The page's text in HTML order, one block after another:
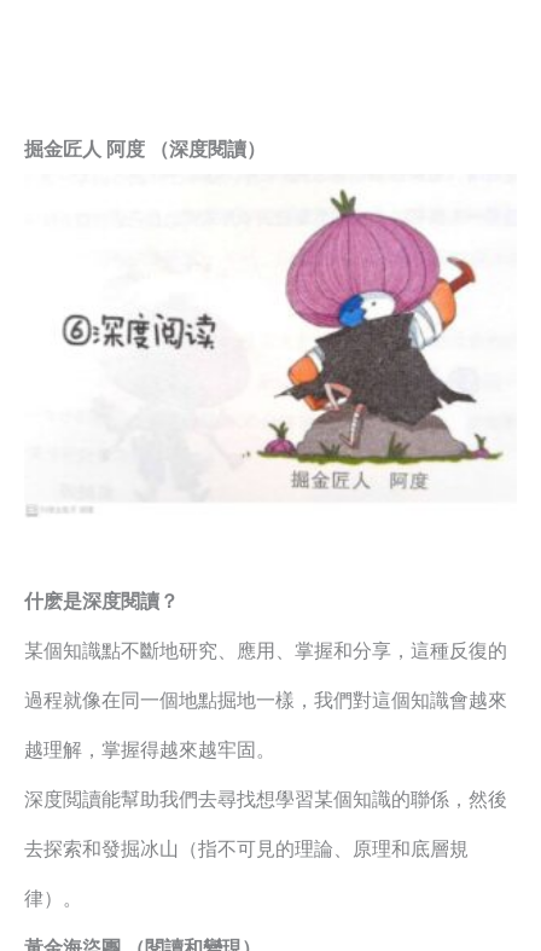
掘金匠人 阿度 （深度閱讀）
什麽是深度閱讀？
某個知識點不斷地研究、應用、掌握和分享，這種反復的
過程就像在同一個地點掘地一樣，我們對這個知識會越來
越理解，掌握得越來越牢固。
深度閲讀能幫助我們去尋找想學習某個知識的聯係，然後
去探索和發掘冰山（指不可見的理論、原理和底層規
律）。